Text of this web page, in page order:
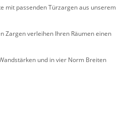
mit passenden Türzargen aus unserem
Zargen verleihen Ihren Räumen einen
und in vier Norm Breiten